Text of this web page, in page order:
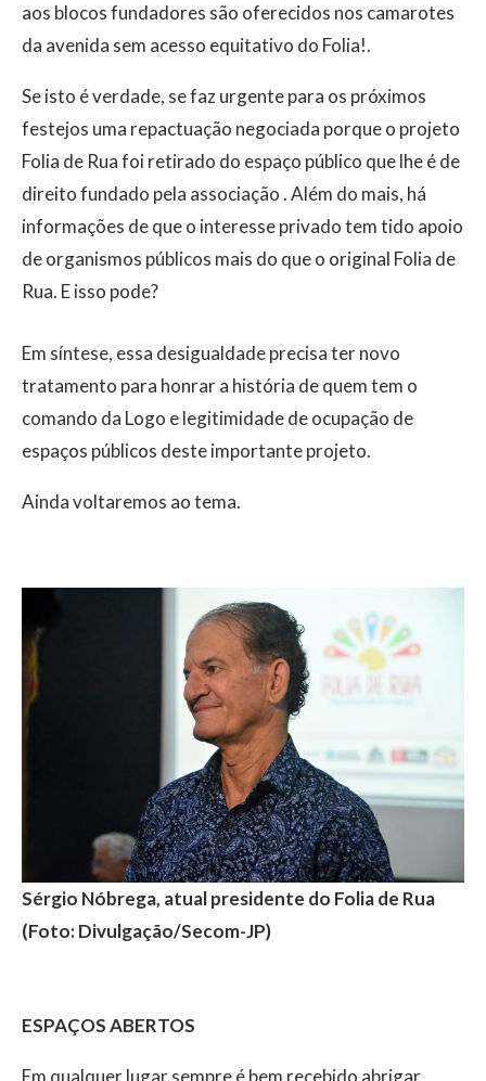
aos blocos fundadores são oferecidos nos camarotes
da avenida sem acesso equitativo do Folia!.
Se isto é verdade, se faz urgente para os próximos
festejos uma repactuação negociada porque o projeto
Folia de Rua foi retirado do espaço público que lhe é de
direito fundado pela associação . Além do mais, há
informações de que o interesse privado tem tido apoio
de organismos públicos mais do que o original Folia de
Rua. E isso pode?
Em síntese, essa desigualdade precisa ter novo
tratamento para honrar a história de quem tem o
comando da Logo e legitimidade de ocupação de
espaços públicos deste importante projeto.
Ainda voltaremos ao tema.
Sérgio Nóbrega, atual presidente do Folia de Rua
(Foto: Divulgação/Secom-JP)
ESPAÇOS ABERTOS
Em qualquer lugar sempre é bem recebido abrigar